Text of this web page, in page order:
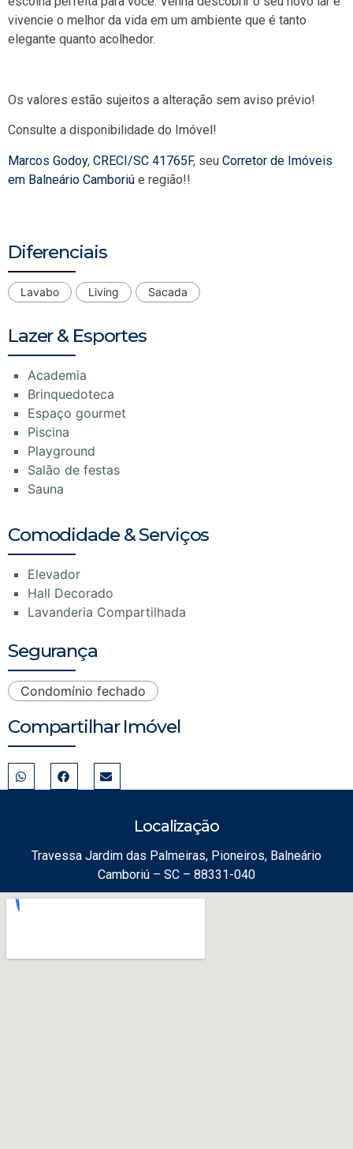
vivencie o melhor da vida em um ambiente que é tanto
elegante quanto acolhedor.
Os valores estão sujeitos a alteração sem aviso prévio!
Consulte a disponibilidade do Imóvel!
Marcos Godoy, CRECI/SC 41765F, seu Corretor de Imóveis
em Balneário Camboriú e região!!
Diferenciais
Lavabo Living Sacada
Lazer & Esportes
Academia
Brinquedoteca
Espaço gourmet
Piscina
Playground
Salão de festas
Sauna
Comodidade & Serviços
Elevador
Hall Decorado
Lavanderia Compartilhada
Segurança
Condomínio fechado
Compartilhar Imóvel
Localização
Travessa Jardim das Palmeiras, Pioneiros, Balneário
Camboriú – SC – 88331-040